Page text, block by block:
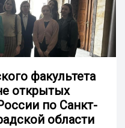
факультета
открытых
по Санкт-
области